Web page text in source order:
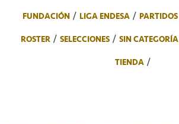
FUNDACIÓN
LIGA ENDESA PARTIDOS
ROSTER
SELECCIONES SIN CATEGORÍA
TIENDA